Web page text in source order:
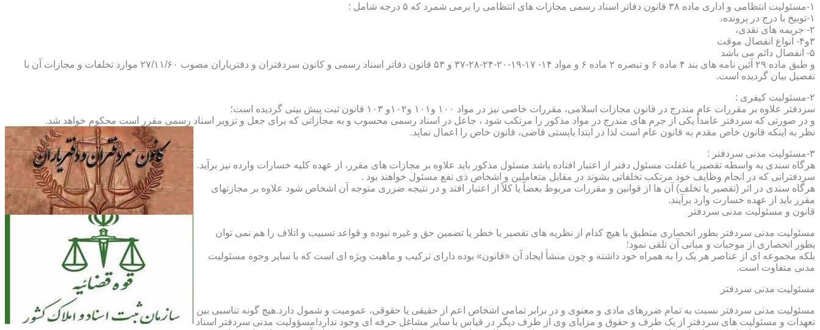
۱-مسئولیت انتظامی و اداری ماده ۳۸ قانون دفاتر اسناد رسمی مجازات های انتظامی را برمی شمرد که ۵ درجه شامل :
۱-توبیخ با درج در پرونده،
۲- جریمه های نقدی،
۳و۴- انواع انفصال موقت
۵- انفصال دائم می باشد
و طبق ماده ۲۹ آئین نامه های بند ۴ ماده ۶ و تبصره ۲ ماده ۶ و مواد ۱۴- ۱۷-۱۹-۲۰-۲۴-۲۸-۳۷ و ۵۳ قانون دفاتر اسناد رسمی و کانون سردفتران و دفتریاران مصوب ۲۷/۱۱/۶۰ موارد تخلفات و مجازات آن با
تفصیل بیان گردیده است.
۲-مسئولیت کیفری :
سردفتر علاوه بر مقررات عام مندرج در قانون مجازات اسلامی، مقررات خاصی نیز در مواد ۱۰۰ و۱۰۱ و۱۰۲و ۱۰۳ قانون ثبت پیش بینی گردیده است؛
و در صورتی که سردفتر عامداً یکی از جرم های مندرج در مواد مذکور را مرتکب شود ، جاعل در اسناد رسمی محسوب و به مجازاتی که برای جعل و تزویر اسناد رسمی مقرر است محکوم خواهد شد.
نظر به اینکه قانون خاص مقدم به قانون عام است لذا در ابتدا بایستی قاضی، قانون خاص را اعمال نماید.
۳-مسئولیت مدنی سردفتر :
هرگاه سندی به واسطه تقصیر یا غفلت مسئول دفتر از اعتبار افتاده باشد مسئول مذکور باید علاوه بر مجازات های مقرر، از عهده کلیه خسارات وارده نیز برآید.
سردفترانی که در انجام وظایف خود مرتکب تخلفاتی بشوند در مقابل متعاملین و اشخاص ذی نفع مسئول خواهند بود .
هرگاه سندی در اثر (تقصیر یا تخلف) آن ها از قوانین و مقررات مربوط بعضاً یا کلاً از اعتبار افتد و در نتیجه ضرری متوجه آن اشخاص شود علاوه بر مجازتهای
مقرر باید از عهده خسارت وارد برآیند.
قانون و مسئولیت مدنی سردفتر
مسئولیت مدنی سردفتر بطور انحصاری منطبق با هیچ کدام از نظریه های تقصیر یا خطر یا تضمین حق و غیره نبوده و قواعد تسبیب و اتلاف را هم نمی توان
بطور انحصاری از موجبات و مبانی آن تلقی نمود؛
بلکه مجموعه ای از عناصر هر یک را به همراه خود داشته و چون منشأ ایجاد آن «قانون» بوده دارای ترکیب و ماهیت ویژه ای است که با سایر وجوه مسئولیت
مدنی متفاوت است.
مسئولیت مدنی سردفتر
مسئولیت مدنی سردفتر نسبت به تمام ضررهای مادی و معنوی و در برابر تمامی اشخاص اعم از حقیقی یا حقوقی، عمومیت و شمول دارد.هیچ گونه تناسبی بین
تعهدات و مسئولیت های سردفتر از یک طرف و حقوق و مزایای وی از طرف دیگر در قیاس با سایر مشاغل حرفه ای وجود ندارد!مسؤولیت مدنی سردفتر اسناد